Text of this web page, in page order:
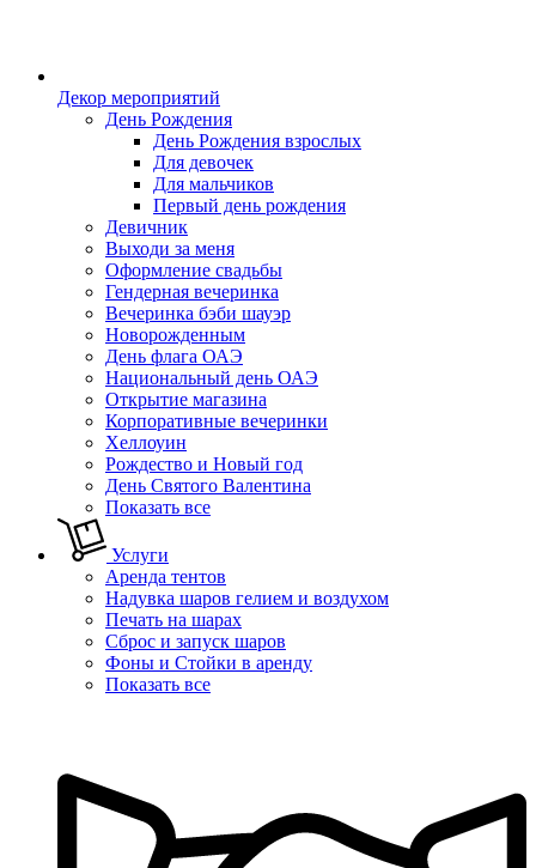
Декор мероприятий
День Рождения
День Рождения взрослых
Для девочек
Для мальчиков
Первый день рождения
Девичник
Выходи за меня
Оформление свадьбы
Гендерная вечеринка
Вечеринка бэби шауэр
Новорожденным
День флага ОАЭ
Национальный день ОАЭ
Открытие магазина
Корпоративные вечеринки
Хеллоуин
Рождество и Новый год
День Святого Валентина
Показать все
Услуги
Аренда тентов
Надувка шаров гелием и воздухом
Печать на шарах
Сброс и запуск шаров
Фоны и Стойки в аренду
Показать все